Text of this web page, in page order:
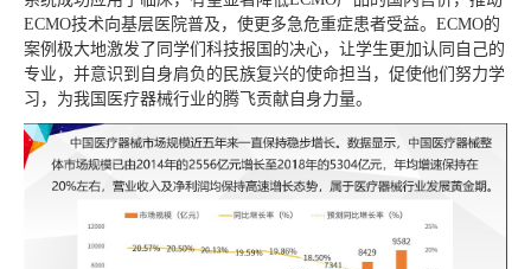
ECMO技术向基层医院普及，使更多急危重症患者受益。ECMO的
案例极大地激发了同学们科技报国的决心，让学生更加认同自己的
专业，并意识到自身肩负的民族复兴的使命担当，促使他们努力学
习，为我国医疗器械行业的腾飞贡献自身力量。